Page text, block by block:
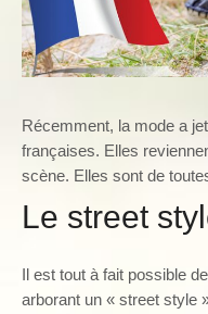
Récemment, la mode a
françaises. Elles
scène. Elles sont de
Le street
Il est tout à fait possible
arborant un « street style